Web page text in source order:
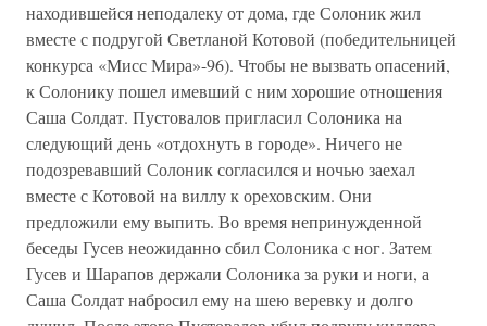
находившейся неподалеку от дома, где Солоник жил
вместе с подругой Светланой Котовой (победительницей
конкурса «Мисс Мира»-96). Чтобы не вызвать опасений,
к Солонику пошел имевший с ним хорошие отношения
Саша Солдат. Пустовалов пригласил Солоника на
следующий день «отдохнуть в городе». Ничего не
подозревавший Солоник согласился и ночью заехал
вместе с Котовой на виллу к ореховским. Они
предложили ему выпить. Во время непринужденной
беседы Гусев неожиданно сбил Солоника с ног. Затем
Гусев и Шарапов держали Солоника за руки и ноги, а
Саша Солдат набросил ему на шею веревку и долго